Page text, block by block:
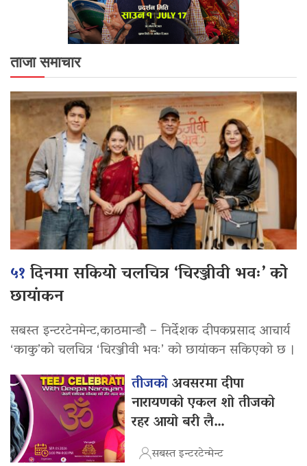
ताजा समाचार
५१दिनमा सकियो चलचित्र ‘चिरञ्जीवी भवः’ को
छायांकन
सबस्त इन्टरटेनमेन्ट,काठमान्डौ – निर्देशक दीपकप्रसाद आचार्य
‘काकु’को चलचित्र ‘चिरञ्जीवी भवः’ को छायांकन सकिएको छ ।
तीजकोअवसरमा दीपा
नारायणको एकल शो तीजको
रहर आयो बरी लै…
सबस्त इन्टरटेन्मेन्ट